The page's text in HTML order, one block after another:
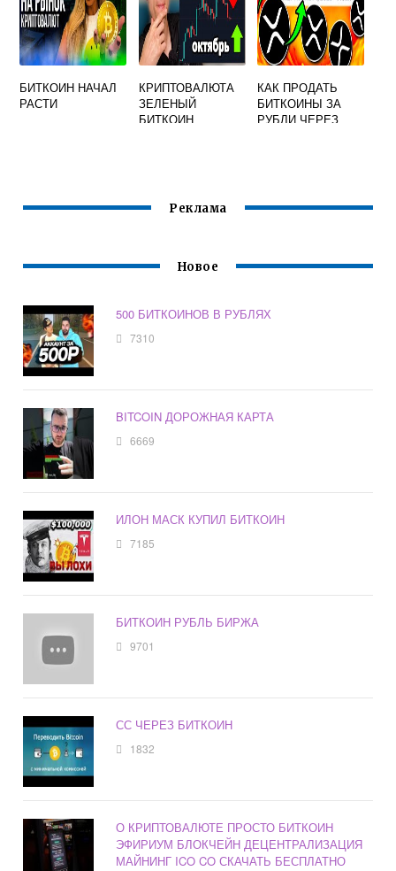
БИТКОИН НАЧАЛ
РАСТИ
КРИПТОВАЛЮТА
ЗЕЛЕНЫЙ
БИТКОИН
КАК ПРОДАТЬ
БИТКОИНЫ ЗА
РУБЛИ ЧЕРЕЗ
Реклама
Новое
500 БИТКОИНОВ В РУБЛЯХ
7310
BITCOIN ДОРОЖНАЯ КАРТА
6669
ИЛОН МАСК КУПИЛ БИТКОИН
7185
БИТКОИН РУБЛЬ БИРЖА
9701
СС ЧЕРЕЗ БИТКОИН
1832
О КРИПТОВАЛЮТЕ ПРОСТО БИТКОИН
ЭФИРИУМ БЛОКЧЕЙН ДЕЦЕНТРАЛИЗАЦИЯ
МАЙНИНГ ICO CO СКАЧАТЬ БЕСПЛАТНО